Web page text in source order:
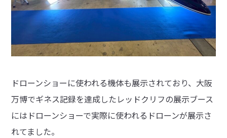
ドローンショーに使われる機体も展示されており、大阪
万博でギネス記録を達成したレッドクリフの展示ブース
にはドローンショーで実際に使われるドローンが展示さ
れてました。